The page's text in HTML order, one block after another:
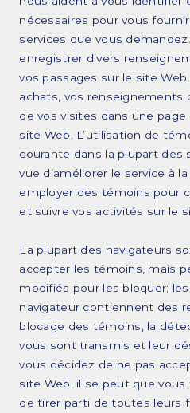
nécessaires pour vous
services que vous
enregistrer divers
vos passages sur le site
achats, vos renseignements
de vos visites dans une
site Web. L’utilisation de
courante dans la plupart des
vue d’améliorer le service à
employer des témoins pour
et suivre vos activités sur le
La plupart des navigateurs
accepter les témoins, mais
modifiés pour les bloquer;
navigateur contiennent des
blocage des témoins, la
vous sont transmis et leur
vous décidez de ne pas
site Web, il se peut que
de tirer parti de toutes leurs